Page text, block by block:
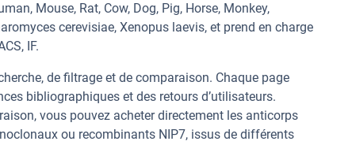
Mouse, Rat, Cow, Dog, Pig, Horse, Monkey,
cerevisiae, Xenopus laevis, et prend en charge
IF.
de filtrage et de comparaison. Chaque page
bibliographiques et des retours d’utilisateurs.
vous pouvez acheter directement les anticorps
ou recombinants NIP7, issus de différents